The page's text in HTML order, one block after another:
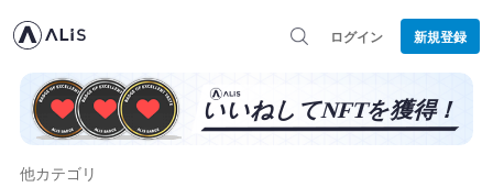
ログイン 新規登録
他カテゴリ